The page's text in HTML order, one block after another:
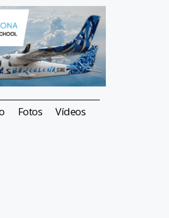
Fotos Vídeos